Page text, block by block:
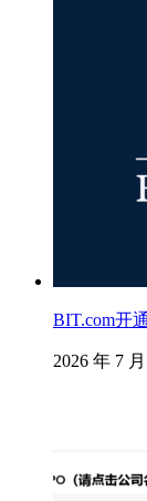
BIT.com开
2026 年 7